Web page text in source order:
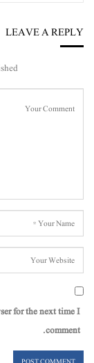
LEAVE A REPLY
for the next time I
comment.